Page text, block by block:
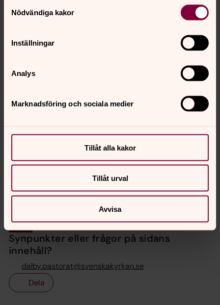
Nödvändiga kakor
Inställningar
Analys
Marknadsföring och sociala medier
Tillåt alla kakor
Tillåt urval
Avvisa
Synpunkter eller frågor på sidans
innehåll?
dalby.pastorat@svenskakyrkan.se
Dela